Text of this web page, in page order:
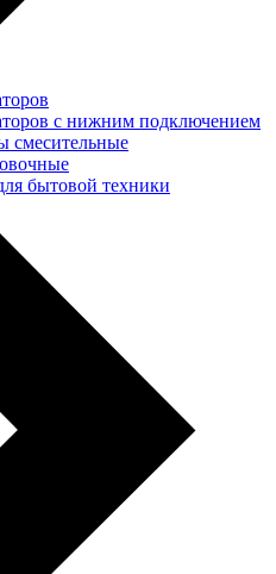
с нижним подключением
смесительные
бытовой техники